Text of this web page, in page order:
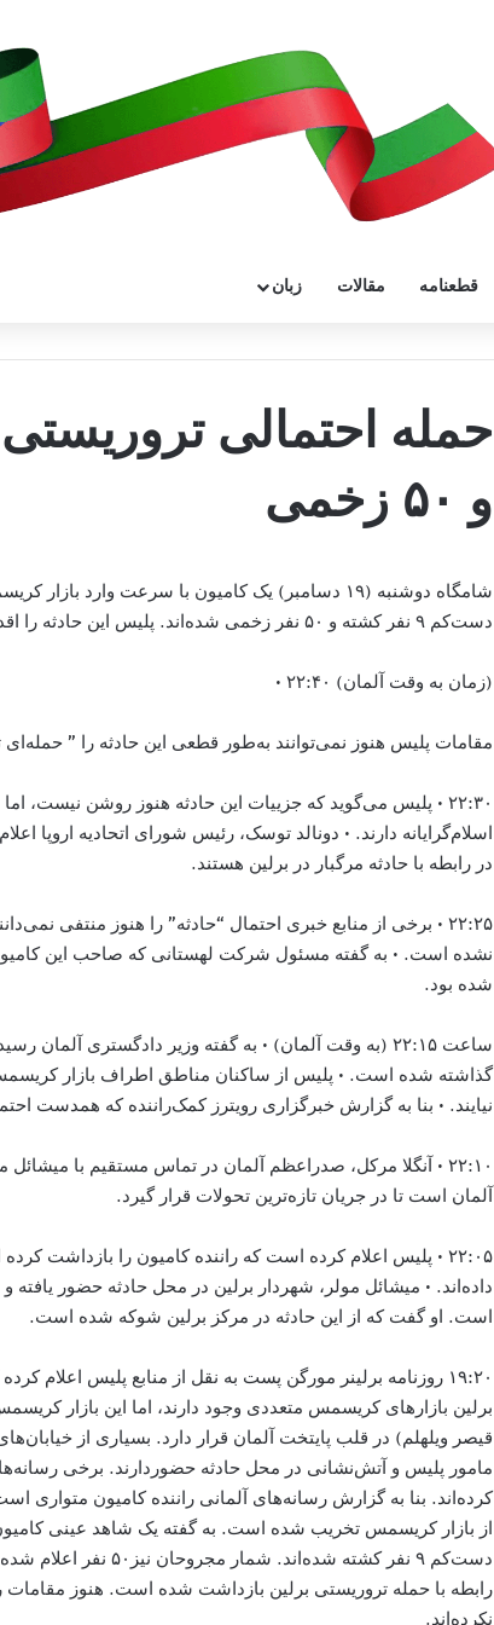
قطعنامه مقالات زبان
و ۵۰ زخمی
شامگاه دوشنبه (۱۹ دسامبر) یک کامیون با سرعت وارد
دست‌کم ۹ نفر کشته و ۵۰ نفر زخمی شده‌اند. پلیس این حادثه را اقدامی تروریستی خوانده است.
(زمان به وقت آلمان) ۲۲:۴۰ •
مقامات پلیس هنوز نمی‌توانند به‌طور قطعی این حادثه را ” حمله‌ای
۲۲:۳۰ • پلیس می‌گوید که جزییات این حادثه هنوز روشن نیست،
اسلام‌گرایانه دارند. • دونالد توسک، رئیس شورای اتحادیه اروپا
در رابطه با حادثه مرگبار در برلین هستند.
۲۲:۲۵ • برخی از منابع خبری احتمال “حادثه” را هنوز منتفی
شده بود.
ساعت ۲۲:۱۵ (به وقت آلمان) • به گفته وزیر دادگستری
گذاشته شده است. • پلیس از ساکنان مناطق اطراف بازار
نیایند. • بنا به گزارش خبرگزاری رویترز کمک‌راننده که همدست
۲۲:۱۰ • آنگلا مرکل، صدراعظم آلمان در تماس مستقیم با
آلمان است تا در جریان تازه‌ترین تحولات قرار گیرد.
۲۲:۰۵ • پلیس اعلام کرده است که راننده کامیون را
داده‌اند. • میشائل مولر، شهردار برلین در محل حادثه حضور یافته
است. او گفت که از این حادثه در مرکز برلین شوکه شده است.
۱۹:۲۰ روزنامه برلینر مورگن پست به نقل از منابع پلیس اعلام
برلین بازارهای کریسمس متعددی وجود دارند، اما این بازار
قیصر ویلهلم) در قلب پایتخت آلمان قرار دارد. بسیاری از
مامور پلیس و آتش‌نشانی در محل حادثه حضوردارند. برخی
کرده‌اند. بنا به گزارش رسانه‌های آلمانی راننده کامیون
از بازار کریسمس تخریب شده است. به گفته یک شاهد عینی
دست‌کم ۹ نفر کشته‌
رابطه با حمله تروریستی برلین بازداشت شده است. هنوز مقامات
نکرده‌اند.